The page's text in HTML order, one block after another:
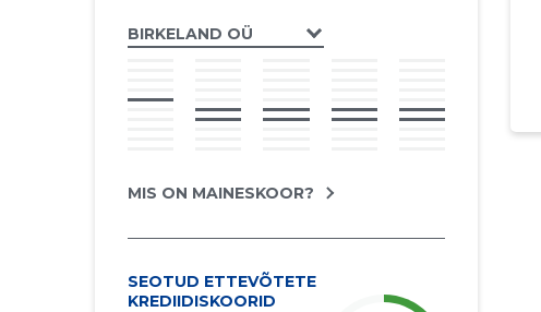
BIRKELAND OÜ
MIS ON MAINESKOOR?
SEOTUD ETTEVÕTETE
KREDIIDISKOORID